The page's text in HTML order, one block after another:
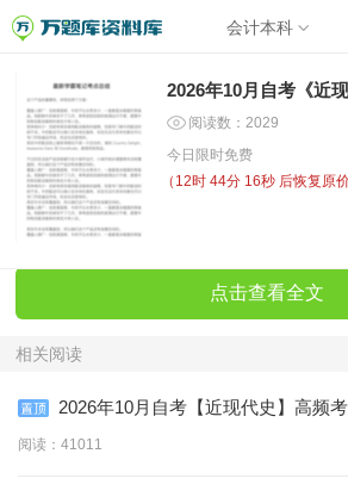
会计本科
2026年10月自考《近
阅读数：2029
今日限时免费
（ 12时 44分 16秒 后恢复原
点击查看全文
相关阅读
2026年10月自考【近现代史】高频
阅读：41011